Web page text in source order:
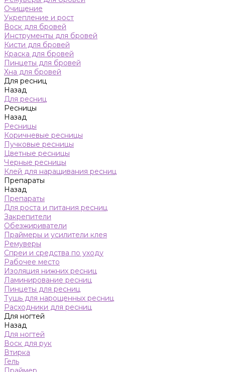
Очищение
Укрепление и рост
Воск для бровей
Инструменты для бровей
Кисти для бровей
Краска для бровей
Пинцеты для бровей
Хна для бровей
Для ресниц
Назад
Для ресниц
Ресницы
Назад
Ресницы
Коричневые ресницы
Пучковые ресницы
Цветные ресницы
Черные ресницы
Клей для наращивания ресниц
Препараты
Назад
Препараты
Для роста и питания ресниц
Закрепители
Обезжириватели
Праймеры и усилители клея
Ремуверы
Спреи и средства по уходу
Рабочее место
Изоляция нижних ресниц
Ламинирование ресниц
Пинцеты для ресниц
Тушь для нарощенных ресниц
Расходники для ресниц
Для ногтей
Назад
Для ногтей
Воск для рук
Втирка
Гель